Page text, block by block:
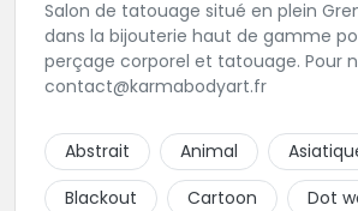
Salon de tatouage situé en plein
dans la bijouterie haut de gamme
perçage corporel et tatouage. Pour
contact@karmabodyart.fr
Abstrait Animal
Blackout
Cartoon
Dot